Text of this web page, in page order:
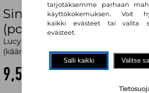
Sinuun en ainakaan
(pokkari)
Lucy Score
(käänt.)
9,50 €
tarjotaksemme parhaan
käyttökokemuksen. Voit
kaikki evästeet tai valita
evästeet.
Salli kaikki Valitse